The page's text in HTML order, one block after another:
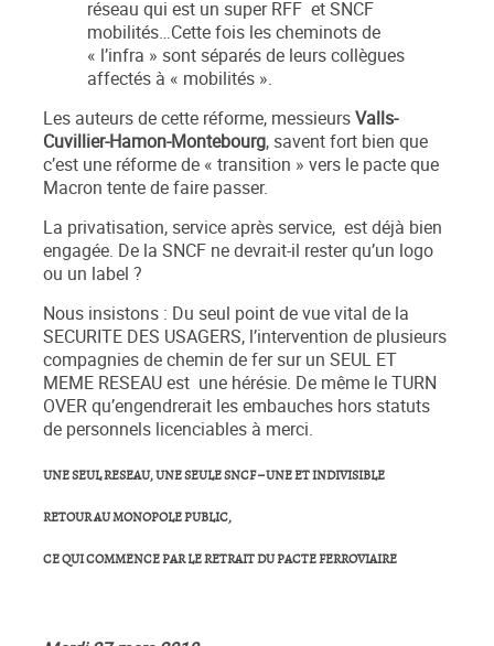
réseau qui est un super RFF et SNCF
mobilités…Cette fois les cheminots de
« l’infra » sont séparés de leurs collègues
affectés à « mobilités ».
Les auteurs de cette réforme, messieursValls-
Cuvillier-Hamon-Montebourg, savent fort bien que
c’est une réforme de « transition » vers le pacte que
Macron tente de faire passer.
La privatisation, service après service, est déjà bien
engagée. De la SNCF ne devrait-il rester qu’un logo
ou un label ?
Nous insistons : Du seul point de vue vital de la
SECURITE DES USAGERS, l’intervention de plusieurs
compagnies de chemin de fer sur un SEUL ET
MEME RESEAU est une hérésie. De même le TURN
OVER qu’engendrerait les embauches hors statuts
de personnels licenciables à merci.
UNE SEUL RESEAU, UNE SEULE SNCF – UNE ET INDIVISIBLE
RETOUR AU MONOPOLE PUBLIC,
CE QUI COMMENCE PAR LE RETRAIT DU PACTE FERROVIAIRE